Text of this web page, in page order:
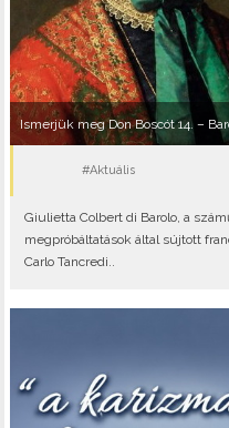
Ismerjük meg Don Boscót 14. –
#Aktuális
Giulietta Colbert di Barolo, a
megpróbáltatások által sújtott
Carlo Tancredi..